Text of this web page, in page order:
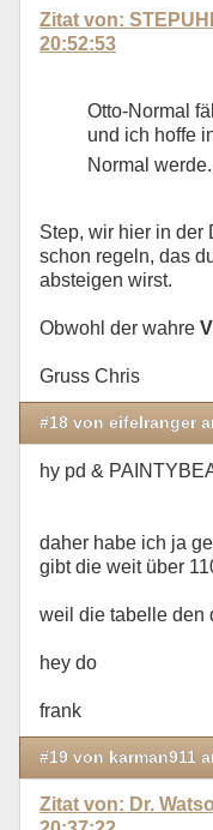
Zitat von:
20:52:53
Otto-Normal
und ich hoffe
Normal
Step, wir hier in der
schon regeln, das
absteigen wirst.
Obwohl der wahre V
Gruss Chris
#18 von eifelranger
hy pd &
daher habe ich ja
gibt die weit über
weil die tabelle den
hey do
frank
#19 von karman911
Zitat von: Dr.